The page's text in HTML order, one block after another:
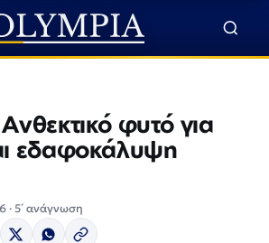
φυτό για
εδαφοκάλυψη
· 5΄ ανάγνωση